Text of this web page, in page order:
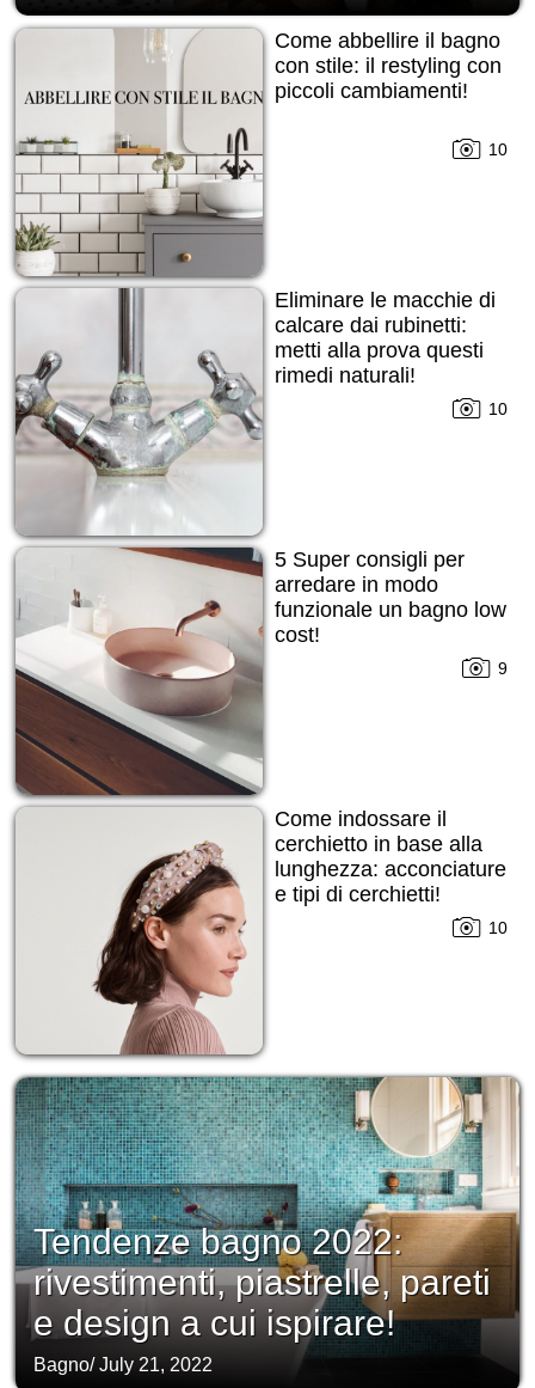
Come abbellire il bagno
con stile: il restyling con
piccoli cambiamenti!
10
Eliminare le macchie di
calcare dai rubinetti:
metti alla prova questi
rimedi naturali!
10
5 Super consigli per
arredare in modo
funzionale un bagno low
cost!
9
Come indossare il
cerchietto in base alla
lunghezza: acconciature
e tipi di cerchietti!
10
Tendenze bagno 2022:
rivestimenti, piastrelle, pareti
e design a cui ispirare!
Bagno/July 21, 2022